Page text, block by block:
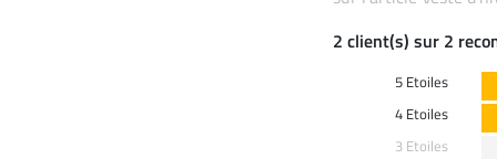
2 client(s) sur 2
5 Etoiles
4 Etoiles
3 Etoiles